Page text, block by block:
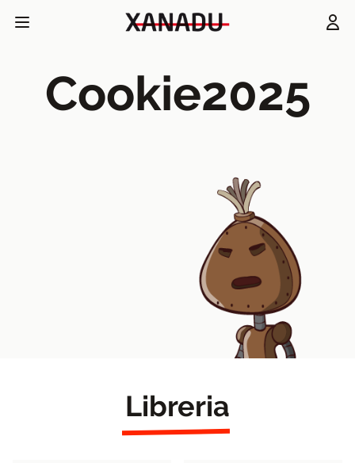
Cookie2025
Libreria